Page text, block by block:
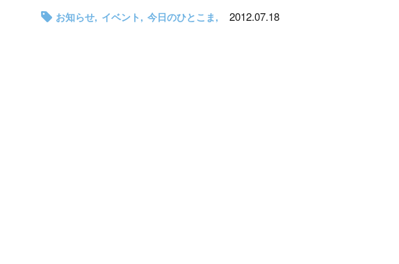
お知らせ イベント 今日のひとこま 2012.07.18